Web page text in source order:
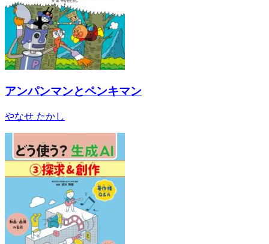
アンパンマンとペンキマン
やなせ たかし